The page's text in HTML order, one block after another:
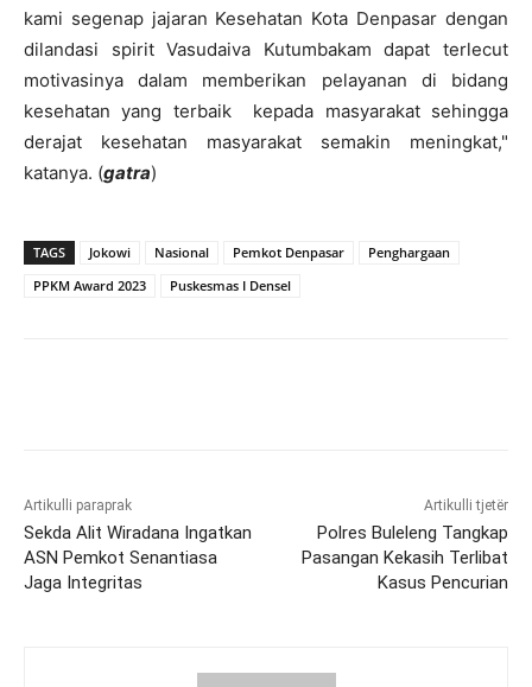
kami segenap jajaran Kesehatan Kota Denpasar dengan
dilandasi spirit Vasudaiva Kutumbakam dapat terlecut
motivasinya dalam memberikan pelayanan di bidang
kesehatan yang terbaik kepada masyarakat sehingga
derajat kesehatan masyarakat semakin meningkat,"
katanya. (gatra)
TAGS Jokowi Nasional Pemkot Denpasar
Penghargaan
PPKM Award 2023
Puskesmas I Densel
Artikulli paraprak
Sekda Alit Wiradana Ingatkan
ASN Pemkot Senantiasa
Jaga Integritas
Artikulli tjetër
Polres Buleleng Tangkap
Pasangan Kekasih Terlibat
Kasus Pencurian